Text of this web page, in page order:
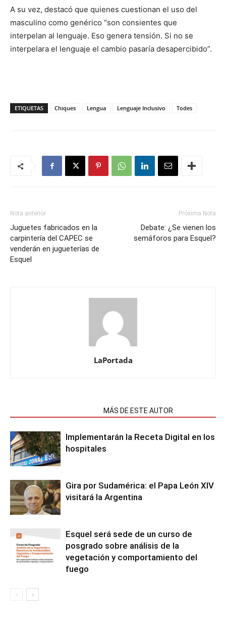
A su vez, destacó que quienes cuestionan el uso del
masculino como genérico “son consientes que
interpelan al lenguaje. Eso genera tensión. Si no se
interpelara el lenguaje el cambio pasaría desapercibido”.
ETIQUETAS Chiques Lengua Lenguaje Inclusivo Todes
Nota anterior
Juguetes fabricados en la
carpintería del CAPEC se
venderán en jugueterías de
Esquel
Próxima Nota
Debate: ¿Se vienen los
semáforos para Esquel?
LaPortada
MÁS DE ESTE AUTOR
Implementarán la Receta Digital en los
hospitales
Gira por Sudamérica: el Papa León XIV
visitará la Argentina
Esquel será sede de un curso de
posgrado sobre análisis de la
vegetación y comportamiento del
fuego